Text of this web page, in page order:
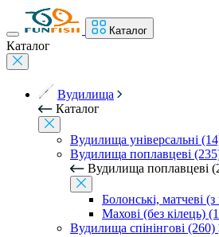
Каталог
Каталог
Вудилища
Каталог
Вудилища універсальні
Вудилища поплавцеві
Вудилища поплавцеві
Болонські, матчеві
Махові (без кілець)
Вудилища спінінгові (260)